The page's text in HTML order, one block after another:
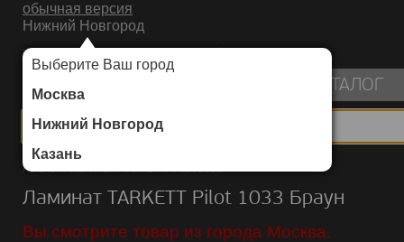
обычная версия
Нижний Новгород
Выберите Ваш город
Москва
Нижний Новгород
Казань
ИНТЕРНЕТ-МАГАЗИН НАПОЛЬНЫХ ПОКРЫТИЙ
КАТАЛОГ
Каталог/Ламинат/TARKETT/Pilot 1033
Ламинат TARKETT Pilot 1033 Браун
Вы смотрите товар из города Москва.